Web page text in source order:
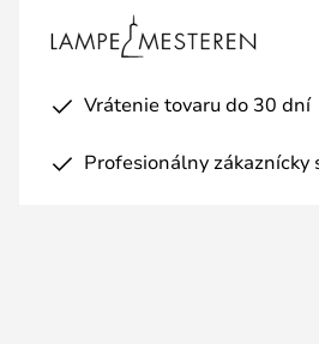
Vrátenie tovaru do 30 dní
Profesionálny zákaznícky